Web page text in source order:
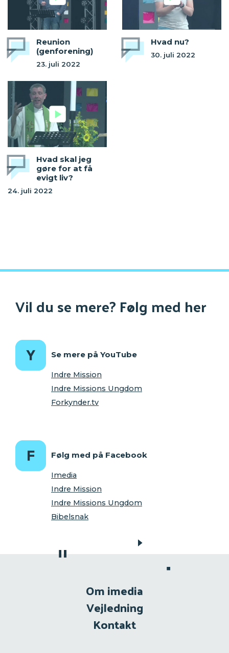
Reunion
(genforening)
23. juli 2022
Hvad nu?
30. juli 2022
Hvad skal jeg
gøre for at få
evigt liv?
24. juli 2022
Vil du se mere? Følg med her
Se mere på YouTube
Indre Mission
Indre Missions Ungdom
Forkynder.tv
Følg med på Facebook
Imedia
Indre Mission
Indre Missions Ungdom
Bibelsnak
Om imedia
Vejledning
Kontakt